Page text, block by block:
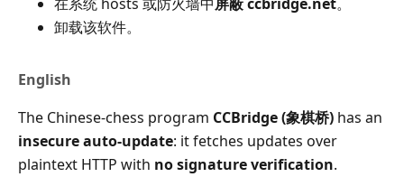
卸载该软件。
English
The Chinese-chess program CCBridge (象棋桥) has an
insecure auto-update: it fetches updates over
plaintext HTTP with no signature verification.